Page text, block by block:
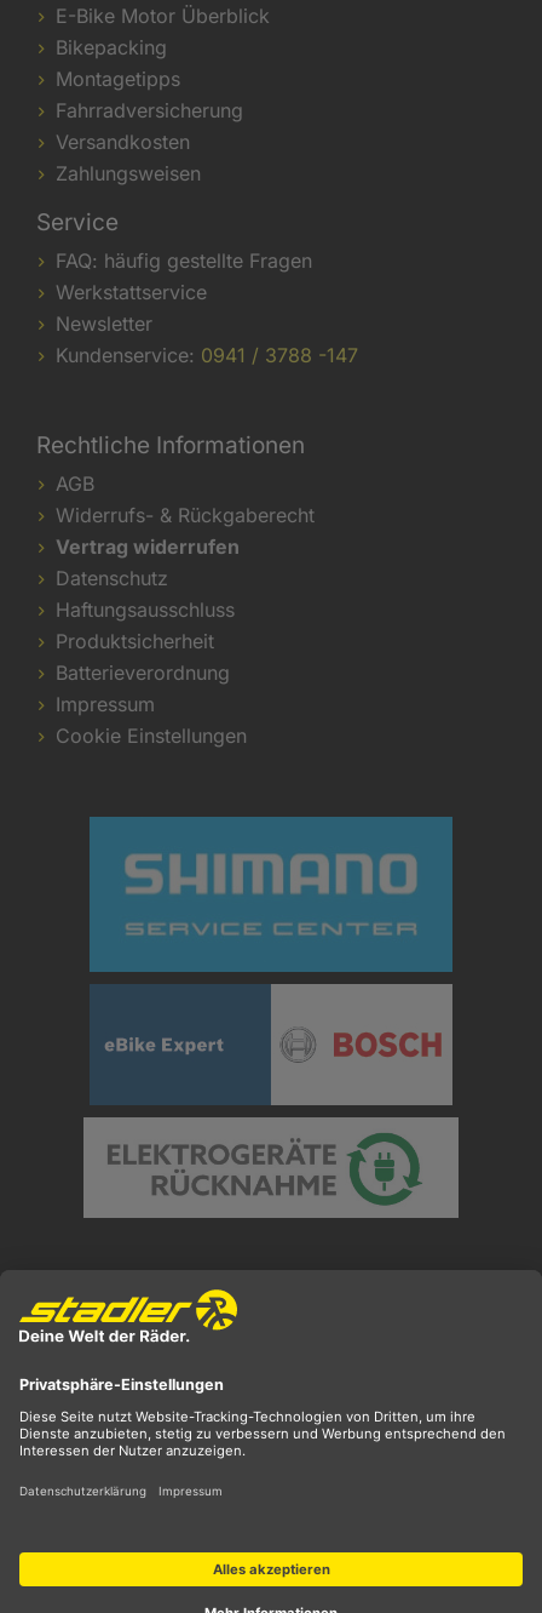
E-Bike Motor Überblick
Bikepacking
Montagetipps
Fahrradversicherung
Versandkosten
Zahlungsweisen
Service
FAQ: häufig gestellte Fragen
Werkstattservice
Newsletter
Kundenservice: 0941 / 3788 -147
Rechtliche Informationen
AGB
Widerrufs- & Rückgaberecht
Vertrag widerrufen
Datenschutz
Haftungsausschluss
Produktsicherheit
Batterieverordnung
Impressum
Cookie Einstellungen
** ehemaliger UVP